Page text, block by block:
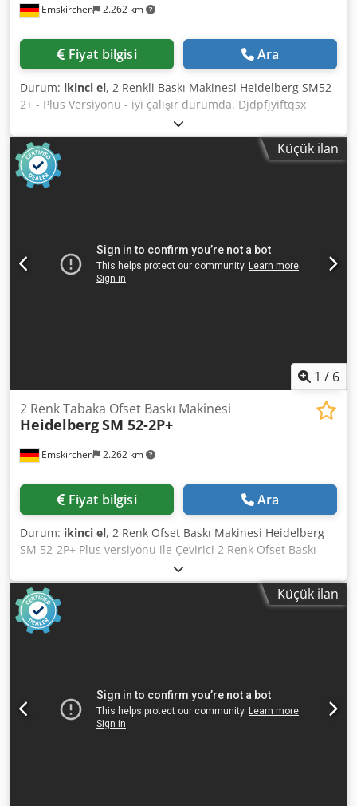
Emskirchen 2.262 km
Fiyat bilgisi Ara
Durum: ikinci el, 2 Renkli Baskı Makinesi Heidelberg SM52-
2+ - Plus Versiyonu - iyi çalışır durumda. Djdpfjyiftqsx
Akijck 2 Renkli Ofset Baskı Makinesi Heidelberg SM52-2+
Üretim Yılı 2005 – Seri No. 207354 Baskı Adedi 46 Milyon
Format: min. 105 x 145 mm – maks. 370 x 520 mm Kağıt
kalınlığı 0,06 – 0,4 mm Nemlendirme Sistemi: Alcolor –
Baldwin Soğutmalı CP-Tronic Autoplate Plus Versiyon
video inceleme WhatsApp – MS Zoom – Telegram
üzerinden mümkündür Emskirchen/Nürnberg stoklarda –
Hemen teslim – Test edilebilir
Küçük ilan
1 / 6
Emskirchen 2.262 km
2 Renk Tabaka Ofset Baskı Makinesi
HeidelbergSM 52-2P+
Fiyat bilgisi Ara
Durum: ikinci el, 2 Renk Ofset Baskı Makinesi Heidelberg
SM 52-2P+ Plus versiyonu ile Çevirici 2 Renk Ofset Baskı
Makinesi - Heidelberg SM 52-2P+ Üretim Yılı: 1997 - Seri
No: 201301 Baskı Adedi: 54 Milyon Dcodpfey Ndinex Akijk
Format: min. 105 x 145 mm - maks. 370 x 520 mm Kağıt
kalınlık aralığı: 0,06 - 0,4 mm Soğutmalı nemlendirme
sistemi Alcolor - Baldwin Çevirme (Perfecting) 1/1 - 2/0 CP-
Kullanım kılavuzları dahil WhatsApp - MS Zoom - Telegram
üzerinden online video inceleme Emskirchen/Nürnberg
stokta - Hemen teslim - Test edilebilir
Küçük ilan